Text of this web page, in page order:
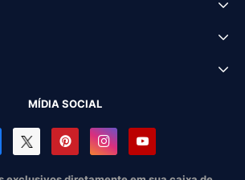
MÍDIA SOCIAL